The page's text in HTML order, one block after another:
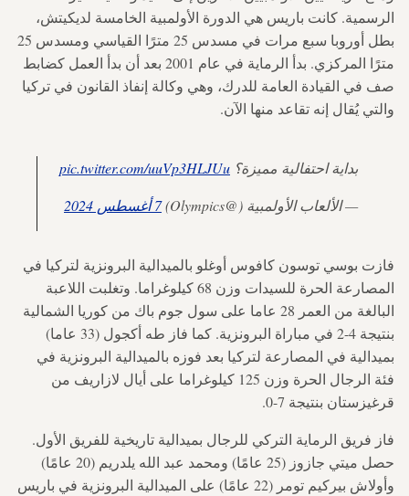
الرسمية. كانت باريس هي الدورة الأولمبية الخامسة لديكيتش،
بطل أوروبا سبع مرات في مسدس 25 مترًا القياسي ومسدس 25
مترًا المركزي. بدأ الرماية في عام 2001 بعد أن بدأ العمل كضابط
صف في القيادة العامة للدرك، وهي وكالة إنفاذ القانون في تركيا
والتي يُقال إنه تقاعد منها الآن.
بداية احتفالية مميزة؟ pic.twitter.com/uuVp3HLJUu
— الألعاب الأولمبية (@Olympics)
7 أغسطس 2024
فازت بوسي توسون كافوس أوغلو بالميدالية البرونزية لتركيا في
المصارعة الحرة للسيدات وزن 68 كيلوغراما. وتغلبت اللاعبة
البالغة من العمر 28 عاما على سول جوم باك من كوريا الشمالية
بنتيجة 4-2 في مباراة البرونزية. كما فاز طه أكجول (33 عاما)
بميدالية في المصارعة لتركيا بعد فوزه بالميدالية البرونزية في
فئة الرجال الحرة وزن 125 كيلوغراما على أيال لازاريف من
قرغيزستان بنتيجة 7-0.
فاز فريق الرماية التركي للرجال بميدالية تاريخية للفريق الأول.
حصل ميتي جازوز (25 عامًا) ومحمد عبد الله يلدريم (20 عامًا)
وأولاش بيركيم تومر (22 عامًا) على الميدالية البرونزية في باريس